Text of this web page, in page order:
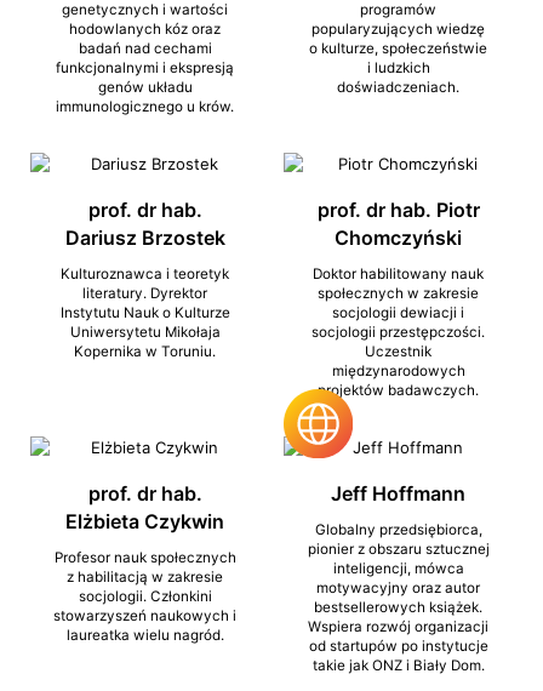
genetycznych i wartości
hodowlanych kóz oraz
badań nad cechami
funkcjonalnymi i ekspresją
genów układu
immunologicznego u krów.
programów
popularyzujących wiedzę
o kulturze, społeczeństwie
i ludzkich
doświadczeniach.
prof. dr hab.
Dariusz Brzostek
Kulturoznawca i teoretyk
literatury. Dyrektor
Instytutu Nauk o Kulturze
Uniwersytetu Mikołaja
Kopernika w Toruniu.
prof. dr hab. Piotr
Chomczyński
Doktor habilitowany nauk
społecznych w zakresie
socjologii dewiacji i
socjologii przestępczości.
Uczestnik
międzynarodowych
projektów badawczych.
prof. dr hab.
Elżbieta Czykwin
Profesor nauk społecznych
z habilitacją w zakresie
socjologii. Członkini
stowarzyszeń naukowych i
laureatka wielu nagród.
Jeff Hoffmann
Globalny przedsiębiorca,
pionier z obszaru sztucznej
inteligencji, mówca
motywacyjny oraz autor
bestsellerowych książek.
Wspiera rozwój organizacji
od startupów po instytucje
takie jak ONZ i Biały Dom.